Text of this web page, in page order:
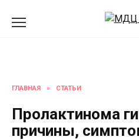
ГЛАВНАЯ » СТАТЬИ
Пролактинома
причины,